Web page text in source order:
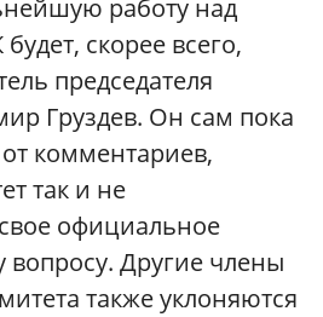
работу над
скорее всего,
председателя
Груздев. Он сам пока
комментариев,
так и не
официальное
Другие члены
также уклоняются